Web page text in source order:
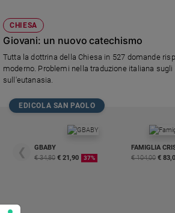
CHIESA
Giovani: un nuovo catechismo
Tutta la dottrina della Chiesa in 527 domande
moderno. Problemi nella traduzione italiana
sull'eutanasia.
EDICOLA SAN PAOLO
❮
GBABY
€ 34,80 € 21,90 37%
FAMIGLIA
€ 104,00 €